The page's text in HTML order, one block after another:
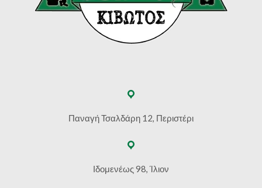
Παναγή Τσαλδάρη 12, Περιστέρι
Ιδομενέως 98, Ίλιον